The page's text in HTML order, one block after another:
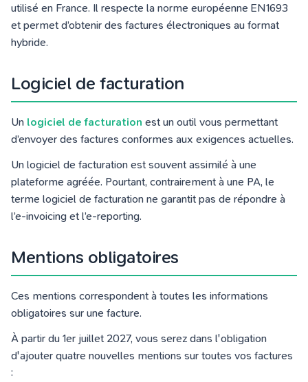
utilisé en France. Il respecte la norme européenne EN1693
et permet d’obtenir des factures électroniques au format
hybride.
Logiciel de facturation
Un logiciel de facturation est un outil vous permettant
d’envoyer des factures conformes aux exigences actuelles.
Un logiciel de facturation est souvent assimilé à une
plateforme agréée. Pourtant, contrairement à une PA, le
terme logiciel de facturation ne garantit pas de répondre à
l’e-invoicing et l’e-reporting.
Mentions obligatoires
Ces mentions correspondent à toutes les informations
obligatoires sur une facture.
À partir du 1er juillet 2027, vous serez dans l'obligation
d'ajouter quatre nouvelles mentions sur toutes vos factures
: